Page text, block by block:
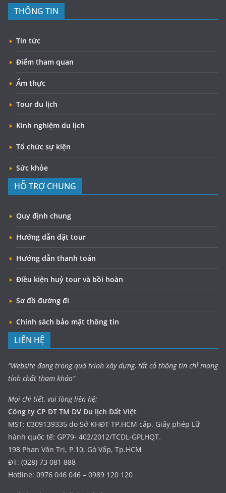
THÔNG TIN
Tin tức
Điểm tham quan
Ẩm thực
Tour du lịch
Kinh nghiệm du lịch
Tổ chức sự kiện
Sức khỏe
HỖ TRỢ CHUNG
Quy định chung
Hướng dẫn đặt tour
Hướng dẫn thanh toán
Điều kiện huỷ tour và bồi hoàn
Sơ đồ đường đi
Chính sách bảo mật thông tin
LIÊN HỆ
“Website đang trong quá trình xây dựng, tất cả thông tin chỉ mang
tính chất tham khảo”
Mọi chi tiết, vui lòng liên hệ:
Công ty CP ĐT TM DV Du lịch Đất Việt
MST: 0309139335 do Sở KHĐT TP.HCM cấp. Giấy phép Lữ
hành quốc tế: GP79- 402/2012/TCDL-GPLHQT.
198 Phan Văn Trị, P.10, Gò Vấp, Tp.HCM
ĐT: (028) 73 081 888
Hotline: 0976 046 046 – 0989 120 120